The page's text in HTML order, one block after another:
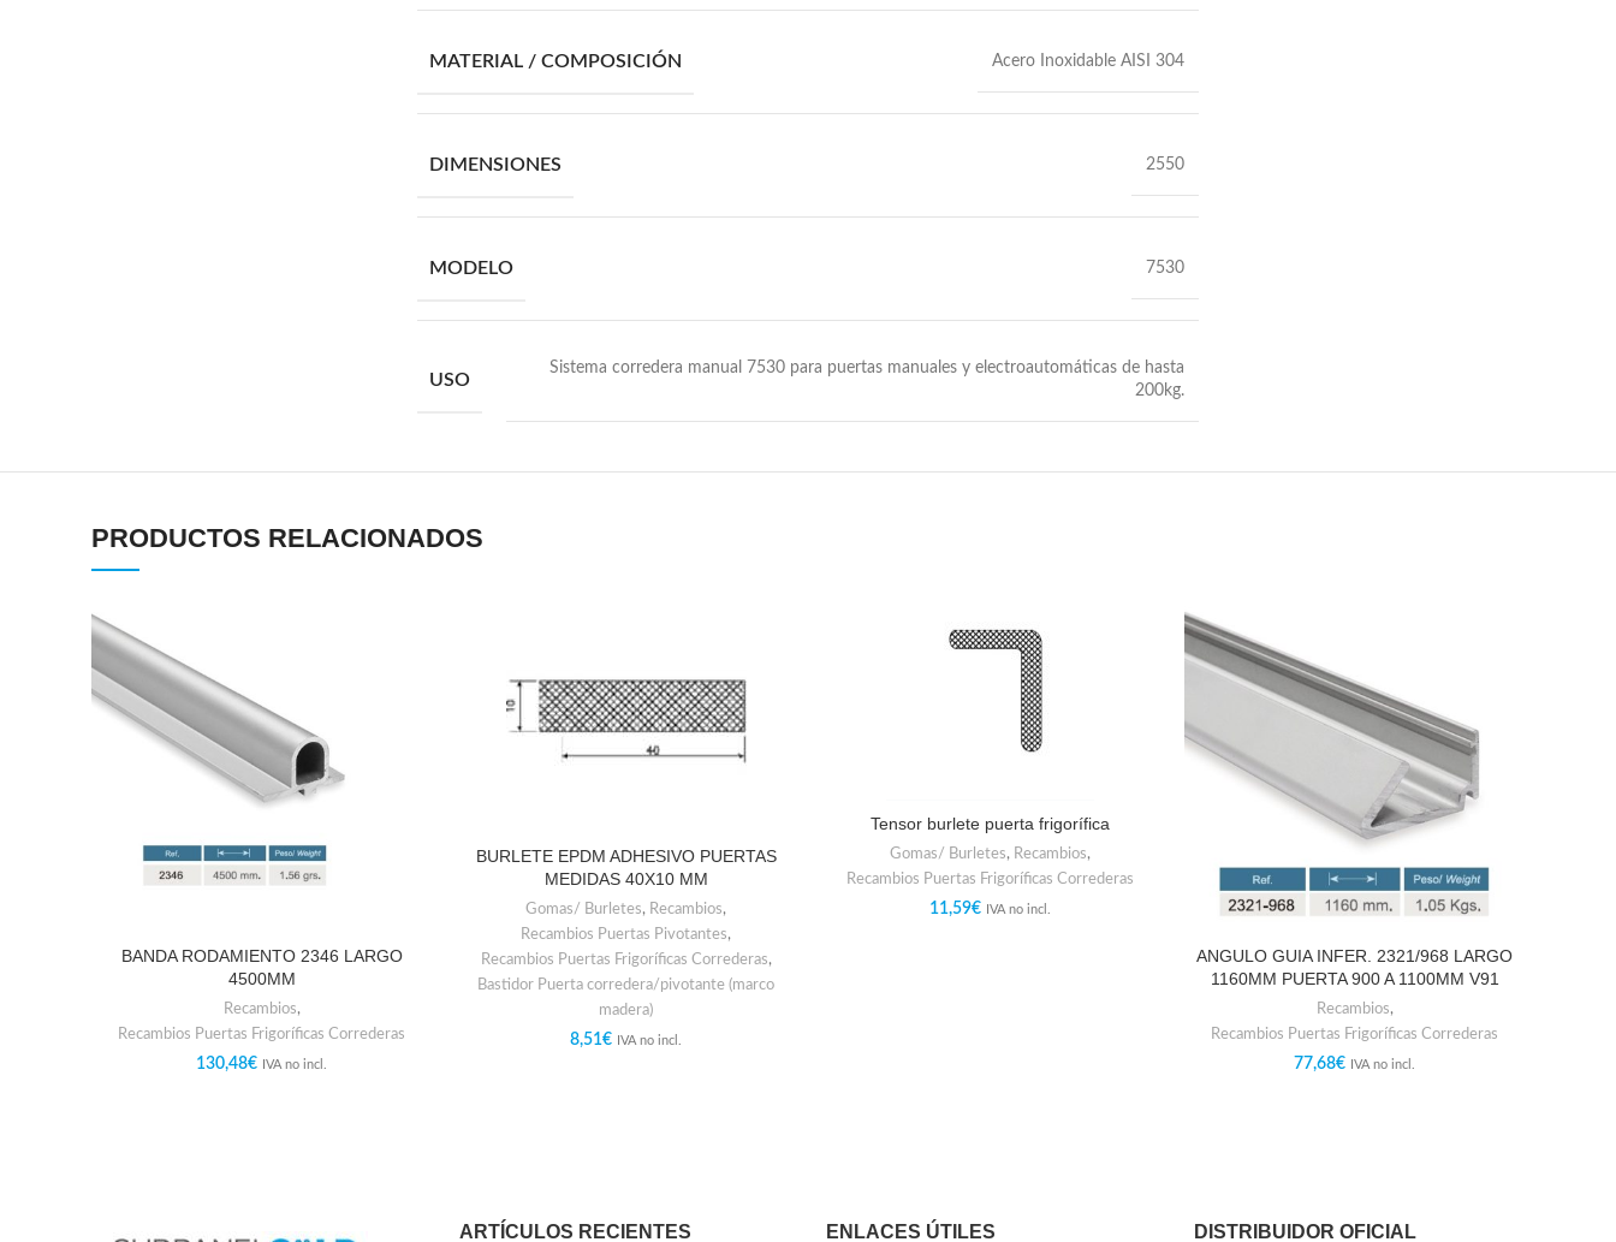
MATERIAL / COMPOSICIÓN Acero Inoxidable AISI 304
DIMENSIONES 2550
MODELO 7530
USO
Sistema corredera manual 7530 para puertas manuales y electroautomáticas de hasta
200kg.
PRODUCTOS RELACIONADOS
BANDA RODAMIENTO 2346 LARGO
4500MM
Recambios,
Recambios Puertas Frigoríficas Correderas
130,48€ IVA no incl.
BURLETE EPDM ADHESIVO PUERTAS
MEDIDAS 40X10 MM
Gomas/ Burletes, Recambios,
Recambios Puertas Pivotantes,
Recambios Puertas Frigoríficas Correderas,
Bastidor Puerta corredera/pivotante (marco
madera)
8,51€ IVA no incl.
Tensor burlete puerta frigorífica
Gomas/ Burletes, Recambios,
Recambios Puertas Frigoríficas Correderas
11,59€ IVA no incl.
ANGULO GUIA INFER. 2321/968 LARGO
1160MM PUERTA 900 A 1100MM V91
Recambios,
Recambios Puertas Frigoríficas Correderas
77,68€ IVA no incl.
ARTÍCULOS RECIENTES ENLACES ÚTILES DISTRIBUIDOR OFICIAL